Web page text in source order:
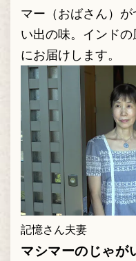
マー（おばさん）
い出の味。インド
にお届けします。
記憶さん夫妻
マシマーのじゃが